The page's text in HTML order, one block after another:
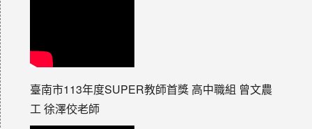
臺南市113年度SUPER教師首獎 高中職組 曾文農
工 徐澤佼老師